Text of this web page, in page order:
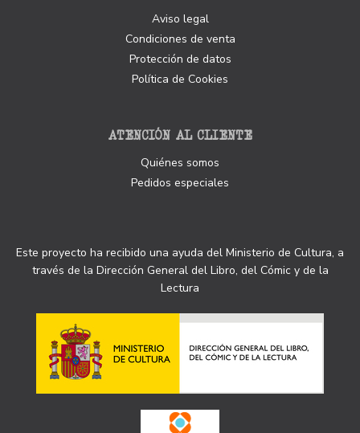
Aviso legal
Condiciones de venta
Protección de datos
Política de Cookies
ATENCIÓN AL CLIENTE
Quiénes somos
Pedidos especiales
Este proyecto ha recibido una ayuda del Ministerio de Cultura, a
través de la Dirección General del Libro, del Cómic y de la
Lectura